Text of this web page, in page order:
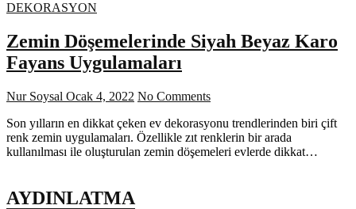
DEKORASYON
Zemin Döşemelerinde Siyah Beyaz Karo
Fayans Uygulamaları
Nur Soysal Ocak 4, 2022 No Comments
Son yılların en dikkat çeken ev dekorasyonu trendlerinden biri çift
renk zemin uygulamaları. Özellikle zıt renklerin bir arada
kullanılması ile oluşturulan zemin döşemeleri evlerde dikkat…
AYDINLATMA